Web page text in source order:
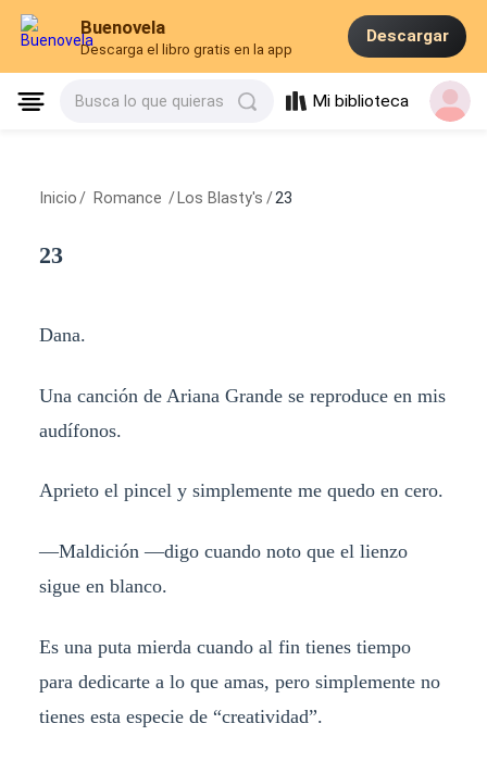
Buenovela
Descarga el libro gratis en la app
Descargar
Busca lo que quieras Mi biblioteca
Inicio / Romance / Los Blasty's / 23
23
Dana.
Una canción de Ariana Grande se reproduce en mis
audífonos.
Aprieto el pincel y simplemente me quedo en cero.
—Maldición —digo cuando noto que el lienzo
sigue en blanco.
Es una puta mierda cuando al fin tienes tiempo
para dedicarte a lo que amas, pero simplemente no
tienes esta especie de “creatividad”.